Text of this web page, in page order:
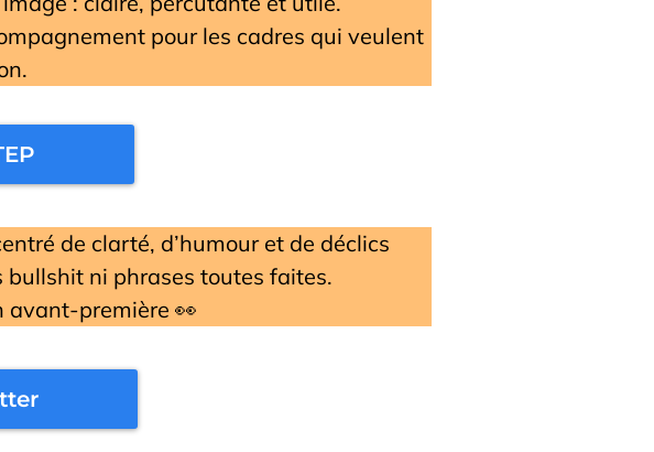
pour les cadres qui veulent
de clarté, d’humour et de déclics
ni phrases toutes faites.
avant-première 👀